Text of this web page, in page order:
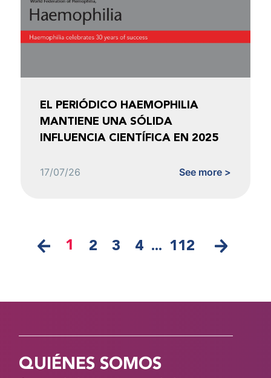
EL PERIÓDICO HAEMOPHILIA
MANTIENE UNA SÓLIDA
INFLUENCIA CIENTÍFICA EN 2025
17/07/26 See more >
1 2 3 4 ... 112
QUIÉNES SOMOS